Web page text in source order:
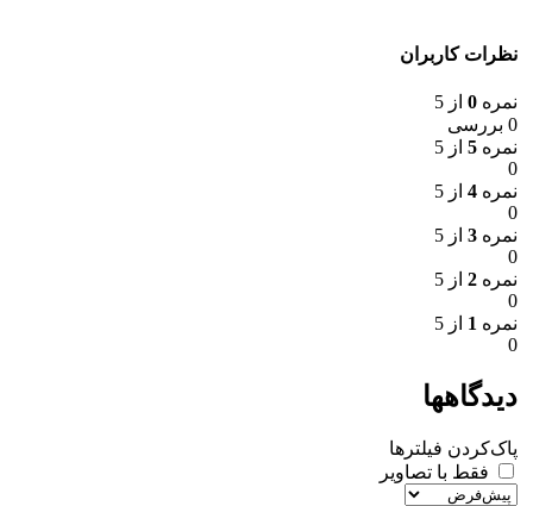
نظرات کاربران
نمره 0 از 5
0 بررسی
نمره 5 از 5
0
نمره 4 از 5
0
نمره 3 از 5
0
نمره 2 از 5
0
نمره 1 از 5
0
دیدگاهها
پاک‌کردن فیلترها
فقط با تصاویر